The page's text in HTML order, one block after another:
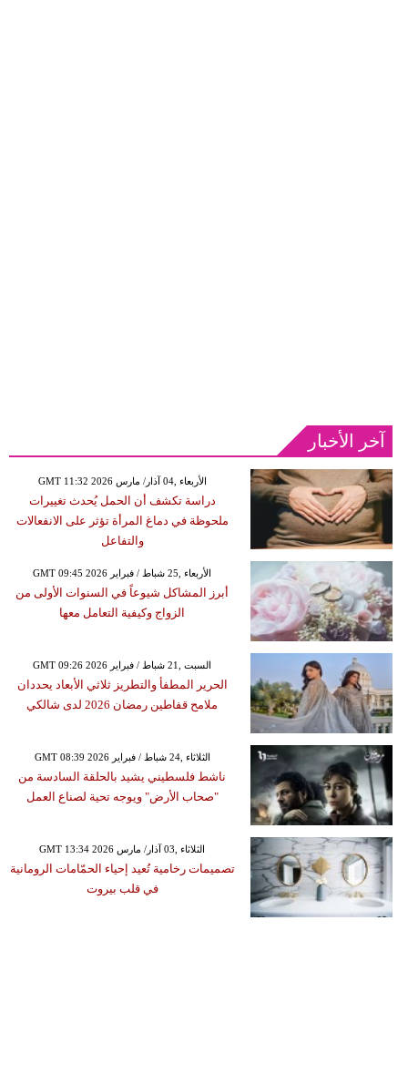
آخر الأخبار
GMT 11:32 2026 الأربعاء ,04 آذار/ مارس
دراسة تكشف أن الحمل يُحدث تغييرات
ملحوظة في دماغ المرأة تؤثر على الانفعالات
والتفاعل
GMT 09:45 2026 الأربعاء ,25 شباط / فبراير
أبرز المشاكل شيوعاً في السنوات الأولى من
الزواج وكيفية التعامل معها
GMT 09:26 2026 السبت ,21 شباط / فبراير
الحرير المطفأ والتطريز ثلاثي الأبعاد يحددان
ملامح قفاطين رمضان 2026 لدى شالكي
GMT 08:39 2026 الثلاثاء ,24 شباط / فبراير
ناشط فلسطيني يشيد بالحلقة السادسة من
"صحاب الأرض" ويوجه تحية لصناع العمل
GMT 13:34 2026 الثلاثاء ,03 آذار/ مارس
تصميمات رخامية تُعيد إحياء الحمّامات الرومانية
في قلب بيروت